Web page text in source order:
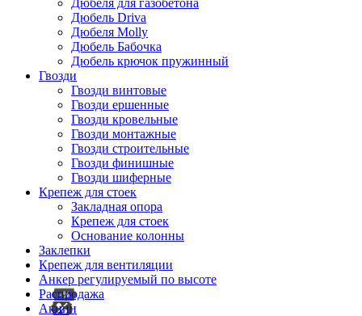
Дюбеля для газобетона
Дюбель Driva
Дюбеля Molly
Дюбель Бабочка
Дюбель крючок пружинный
Гвозди
Гвозди винтовые
Гвозди ершенные
Гвозди кровельные
Гвозди монтажные
Гвозди строительные
Гвозди финишные
Гвозди шиферные
Крепеж для стоек
Закладная опора
Крепеж для стоек
Основание колонны
Заклепки
Крепеж для вентиляции
Анкер регулируемый по высоте
Распродажа
Акции